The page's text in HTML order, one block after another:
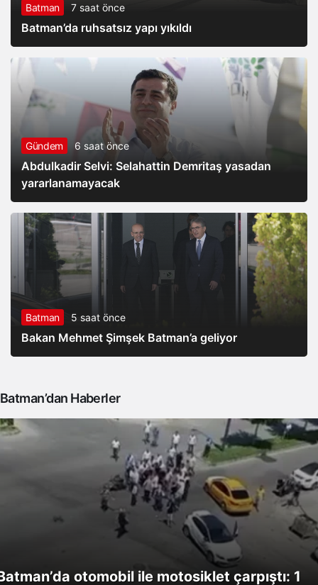
Batman 7 saat önce
Batman’da ruhsatsız yapı yıkıldı
Gündem 6 saat önce
Abdulkadir Selvi: Selahattin Demritaş yasadan
yararlanamayacak
Batman 5 saat önce
Bakan Mehmet Şimşek Batman’a geliyor
Batman’dan Haberler
otomobil ile motosiklet çarpıştı: 1